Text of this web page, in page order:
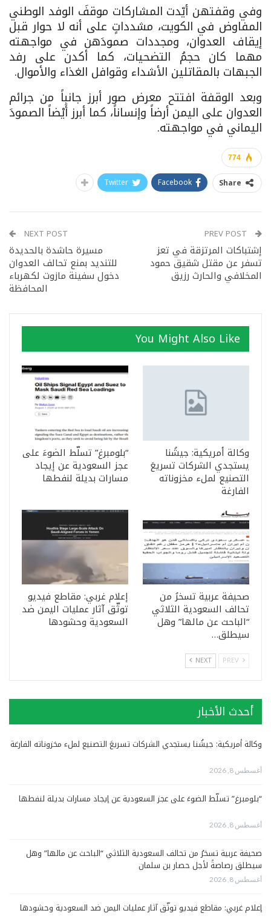
وفي وقفتهن أيّدت المشاركات موقفَ الوفد الوطني
المفاوض في الكويت، مشدداتٍ على أنه لا حوار قبل
إيقاف العدوان، ومجددات صمودَهن في مواجهته
مهما كان حجمُ التضحيات، كما أكدن على رفد
الجبهات بالمقاتلين الأشداء وقوافل الغذاء والأموال.
وبعد الوقفة افتتح معرض صور أبرز جانباً من جرائم
العدوان على اليمن أرضاً وإنساناً، كما أبرز أَيْضاً الصمودَ
اليماني في مواجهته.
774
Share
Facebook
Twitter
إشتباكات المرتزقة في تعز
تسفر عن مقتل شقيق حمود
المخلافي والحارث رزيق
NEXT POST
مسيرة حاشدة بالحديدة
للتنديد بمنع تحالف العدوان
دخول سفينة مازوت لكهرباء
المحافظة
You Might Also Like
وكالة أمريكية: جيشُنا
يستجدي الشركات تسريعَ
التصنيع لملء مخزوناته
الفارغة
“بلومبرغ” تسلّط الضوءَ على
عجز السعودية عن إيجاد
مسارات بديلة لنفطها
صحيفة عربية تسخرُ من
تحالف السعودية الثلاثي
“الباحث عن مالها” وهل
سيطلق…
إعلام غربي: مقاطع فيديو
توثّق آثار عمليات اليمن ضد
السعودية وحشودها
NEXT
أحدث الأخبار
وكالة أمريكية: جيشُنا يستجدي الشركات تسريعَ التصنيع لملء مخزوناته الفارغة
أغسطس 8, 2026
“بلومبرغ” تسلّط الضوءَ على عجز السعودية عن إيجاد مسارات بديلة لنفطها
أغسطس 8, 2026
صحيفة عربية تسخرُ من تحالف السعودية الثلاثي “الباحث عن مالها” وهل
سيطلق رصاصةً لأجل حصار بن سلمان
أغسطس 8, 2026
إعلام غربي: مقاطع فيديو توثّق آثار عمليات اليمن ضد السعودية وحشودها